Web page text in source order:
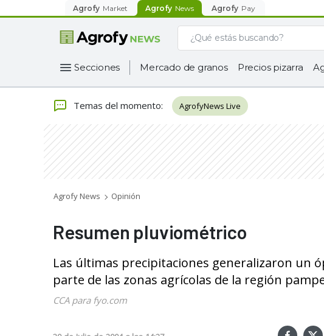
Agrofy Market Agrofy News Agrofy Pay
Secciones Mercado de granos Precios pizarra
Temas del momento: AgrofyNews Live
Agrofy News Opinión
Resumen pluviométrico
Las últimas precipitaciones generalizaron un
parte de las zonas agrícolas de la región
CCA para fyo.com